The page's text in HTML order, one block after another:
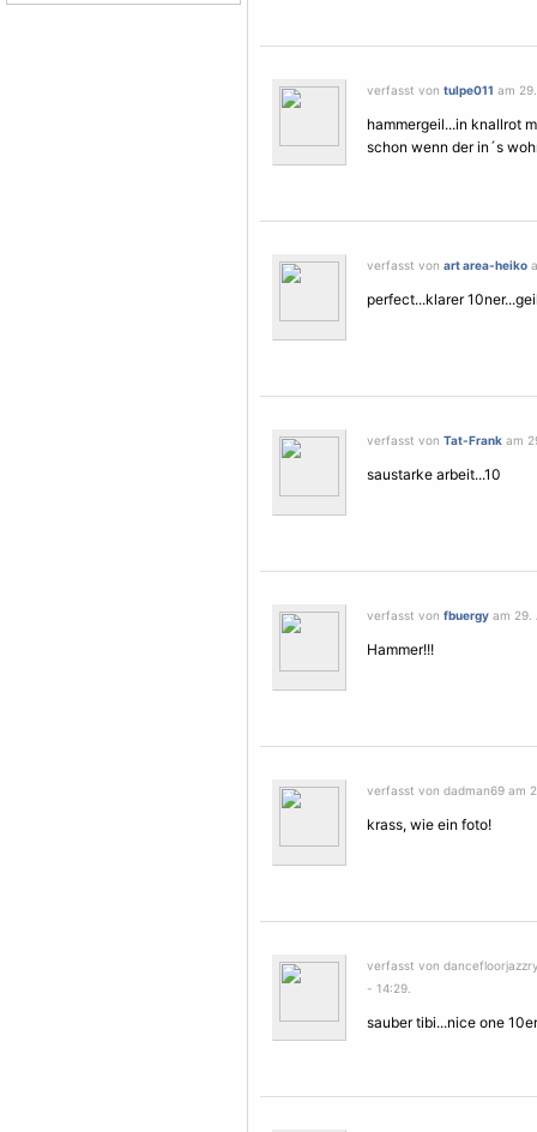
verfasst von tulpe011 am
hammergeil...in knallrot
schon wenn der in´s
verfasst von art area-heiko
perfect...klarer
verfasst von Tat-Frank am
saustarke arbeit...10
verfasst von fbuergy am 29.
Hammer!!!
verfasst von dadman69 am
krass, wie ein foto!
verfasst von
- 14:29.
sauber tibi...nice one 10er